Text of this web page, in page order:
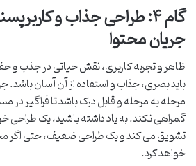
جریان محتوا
ظاهر و تجربه کاربری، نقش حیاتی در جذب و
باید بصری، جذاب و استفاده از آن آسان باشد.
مرحله به مرحله و قابل درک باشد تا فراگیر
گمراهی نکند. به یاد داشته باشید، یک طراحی
تشویق می کند و یک طراحی ضعیف، حتی اگر
خواهد کرد.